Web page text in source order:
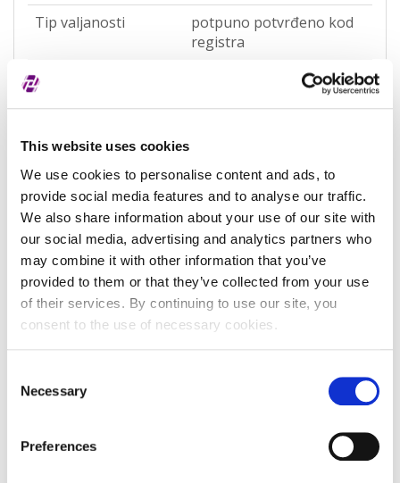
This website uses cookies
We use cookies to personalise content and ads, to
provide social media features and to analyse our traffic.
We also share information about your use of our site with
our social media, advertising and analytics partners who
may combine it with other information that you’ve
provided to them or that they’ve collected from your use
of their services. By continuing to use our site, you
consent to the use of necessary cookies.
Selection
Necessary
Preferences
Tip valjanosti
potpuno potvrđeno kod
registra
Datum isteka
subjekta
Adresa pravnog oblika
Adresa
Ulica grada Vukovara 271
Poštanski broj
10000
Zagreb
Država
Hrvatska
Adresa sjedišta subjekta
Poštanski broj
Grad